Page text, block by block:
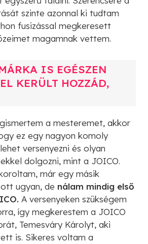
szinte azonnal ki tudtam
fusizással megkeresett
magamnak vettem.
IS EGÉSZEN
KERÜLT HOZZÁD,
a mesteremet, akkor
ez egy nagyon komoly
versenyezni és olyan
dolgozni, mint a JOICO.
már egy másik
ugyan, de nálam mindig első
A versenyeken szükségem
így megkerestem a JOICO
Temesváry Károlyt, aki
is. Sikeres voltam a